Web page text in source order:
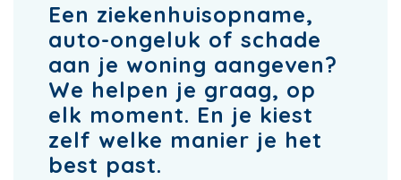
Een ziekenhuisopname,
auto-ongeluk of schade
aan je woning aangeven?
We helpen je graag, op
elk moment. En je kiest
zelf welke manier je het
best past.